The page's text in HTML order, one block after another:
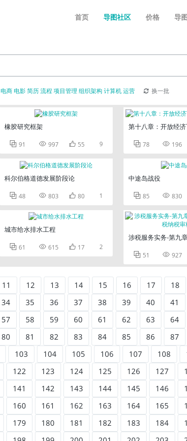
首页 导图社区 价格 导
电商电影简历流程 项目管理 组织架构 计算机运营 换一批
橡胶研究框架
 91  997  55 9
科尔伯格道德发展阶段论
 48  803  80 1
城市给水排水工程
 61  615  17 2
第十八章：开放经济
 78  196
中途岛战役
 85  830
涉税服务实务-第九
 51  927
11 12 13 14 15 16 17 18
34 35 36 37 38 39 40 41
57 58 59 60 61 62 63 64
80 81 82 83 84 85 86 87
103 104 105 106 107 108
122 123 124 125 126 127
141 142 143 144 145 146
160 161 162 163 164 165
179 180 181 182 183 184